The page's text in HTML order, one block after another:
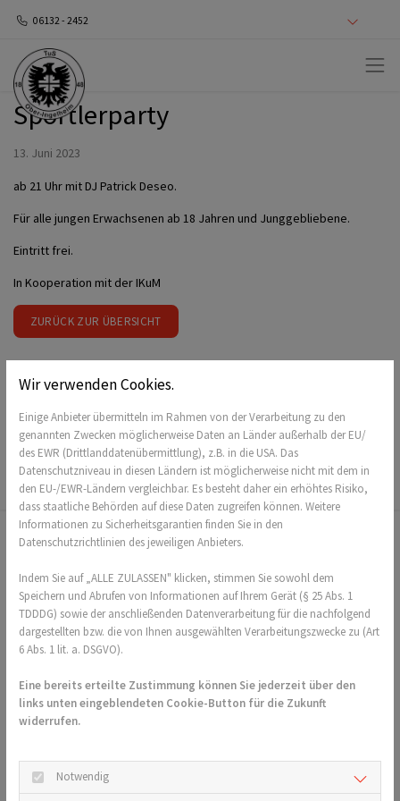
06132 - 2452
ZURÜCK ZUR ÜBERSICHT
Sportlerparty
13. Juni 2023
ab 21 Uhr mit DJ Patrick Deseo.
Für alle jungen Erwachsenen ab 18 Jahren und Junggebliebene.
Eintritt frei.
In Kooperation mit der IKuM
Das könnte Sie auch interessieren
An der Burgkirche 24
55218 Ingelheim
06132 - 2452
Service
Mitglied werden
Wir verwenden Cookies.
Einige Anbieter übermitteln im Rahmen von der Verarbeitung zu den
genannten Zwecken möglicherweise Daten an Länder außerhalb der EU/
des EWR (Drittlanddatenübermittlung), z.B. in die USA. Das
Datenschutzniveau in diesen Ländern ist möglicherweise nicht mit dem in
den EU-/EWR-Ländern vergleichbar. Es besteht daher ein erhöhtes Risiko,
dass staatliche Behörden auf diese Daten zugreifen können. Weitere
Informationen zu Sicherheitsgarantien finden Sie in den
Datenschutzrichtlinien des jeweiligen Anbieters.
Indem Sie auf „ALLE ZULASSEN" klicken, stimmen Sie sowohl dem
Speichern und Abrufen von Informationen auf Ihrem Gerät (§ 25 Abs. 1
TDDDG) sowie der anschließenden Datenverarbeitung für die nachfolgend
dargestellten bzw. die von Ihnen ausgewählten Verarbeitungszwecke zu (Art
6 Abs. 1 lit. a. DSGVO).
Eine bereits erteilte Zustimmung können Sie jederzeit über den
links unten eingeblendeten Cookie-Button für die Zukunft
widerrufen.
Notwendig